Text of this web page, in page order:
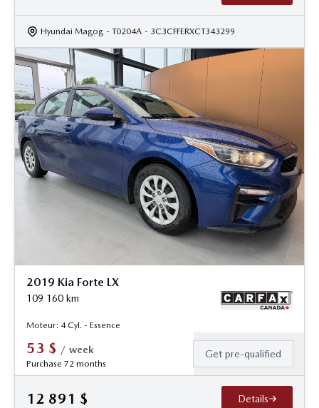
Hyundai Magog - T0204A - 3C3CFFERXCT343299
2019 Kia Forte LX
109 160 km
Moteur: 4 Cyl. - Essence
53 $ / week
Purchase 72 months
Get pre-qualified
12 891 $ Details